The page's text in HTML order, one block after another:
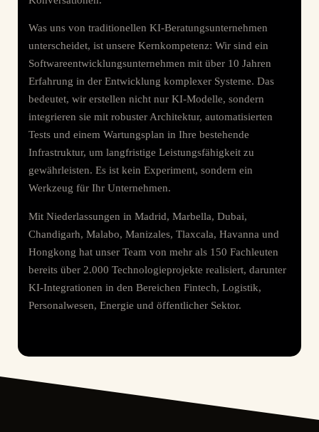
Was uns von traditionellen KI-Beratungsunternehmen
unterscheidet, ist unsere Kernkompetenz: Wir sind ein
Softwareentwicklungsunternehmen mit über 10 Jahren
Erfahrung in der Entwicklung komplexer Systeme. Das
bedeutet, wir erstellen nicht nur KI-Modelle, sondern
integrieren sie mit robuster Architektur, automatisierten
Tests und einem Wartungsplan in Ihre bestehende
Infrastruktur, um langfristige Leistungsfähigkeit zu
gewährleisten. Es ist kein Experiment, sondern ein
Werkzeug für Ihr Unternehmen.
Mit Niederlassungen in Madrid, Marbella, Dubai,
Chandigarh, Malabo, Manizales, Tlaxcala, Havanna und
Hongkong hat unser Team von mehr als 150 Fachleuten
bereits über 2.000 Technologieprojekte realisiert, darunter
KI-Integrationen in den Bereichen Fintech, Logistik,
Personalwesen, Energie und öffentlicher Sektor.